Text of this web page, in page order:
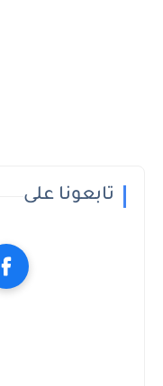
تابعونا على